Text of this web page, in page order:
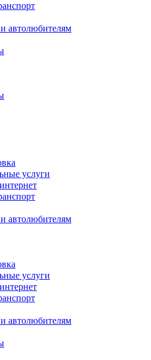
автолюбителям
услуги
автолюбителям
услуги
автолюбителям